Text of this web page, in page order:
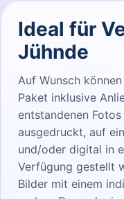
Ideal für
Jühnde
Auf Wunsch
Paket inklusive
entstandenen
ausgedruckt, auf
und/oder digital in
Verfügung gestellt
Bilder mit einem